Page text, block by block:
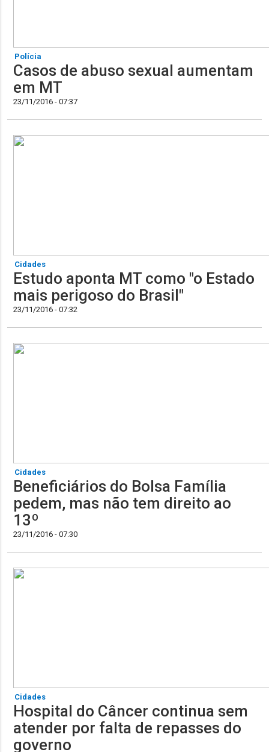
Polícia
Casos de abuso sexual aumentam
em MT
23/11/2016 - 07:37
Cidades
Estudo aponta MT como "o Estado
mais perigoso do Brasil"
23/11/2016 - 07:32
Cidades
Beneficiários do Bolsa Família
pedem, mas não tem direito ao
13º
23/11/2016 - 07:30
Cidades
Hospital do Câncer continua sem
atender por falta de repasses do
governo